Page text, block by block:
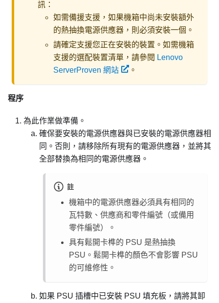
訊：
如需備援支援，如果機箱中尚未安裝額外
的熱抽換電源供應器，則必須安裝一個。
請確定支援您正在安裝的裝置。如需機箱
支援的選配裝置清單，請參閱 Lenovo
ServerProven 網站
。
程序
為此作業做準備。
確保要安裝的電源供應器與已安裝的電源供應器相
同。否則，請移除所有現有的電源供應器，並將其
全部替換為相同的電源供應器。
註
機箱中的電源供應器必須具有相同的
瓦特數、供應商和零件編號（或備用
零件編號）。
具有鬆開卡榫的 PSU 是熱抽換
PSU。鬆開卡榫的顏色不會影響 PSU
的可維修性。
如果 PSU 插槽中已安裝 PSU 填充板，請將其卸